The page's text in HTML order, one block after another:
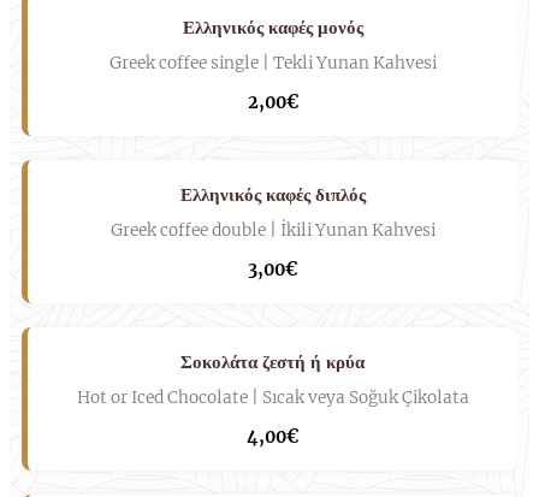
Ελληνικός καφές μονός
Greek coffee single | Tekli Yunan Kahvesi
2,00€
Ελληνικός καφές διπλός
Greek coffee double | İkili Yunan Kahvesi
3,00€
Σοκολάτα ζεστή ή κρύα
Hot or Iced Chocolate | Sıcak veya Soğuk Çikolata
4,00€